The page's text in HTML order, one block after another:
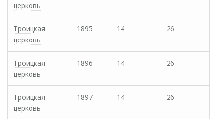
церковь
Троицкая
церковь
1895 14 26
Троицкая
церковь
1896 14 26
Троицкая
церковь
1897 14 26